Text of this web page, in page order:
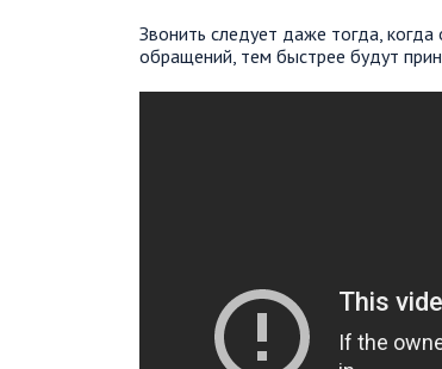
Звонить следует даже тогда,
обращений, тем быстрее будут